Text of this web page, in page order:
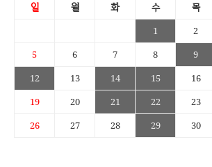
일 월 화 수 목
1 2
5
6 7 8 9
12
13 14 15 16
19
20 21 22 23
26
27 28 29 30